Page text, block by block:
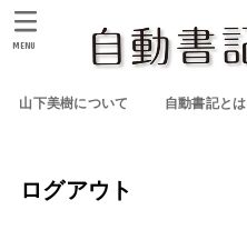
山下美樹について 自動書記とは
MENU
ログアウト